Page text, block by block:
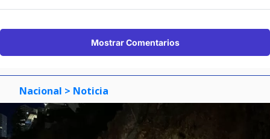
Mostrar Comentarios
Nacional > Noticia